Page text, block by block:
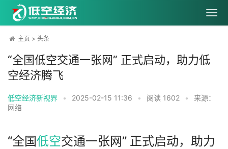
主页 > 头条
“全国低空交通一张网” 正式启动，助力低
空经济腾飞
低空经济新视界 • 2025-02-15 11:36 • 阅读 1602 •
来源：
网络
“全国低空交通一张网” 正式启动，助力